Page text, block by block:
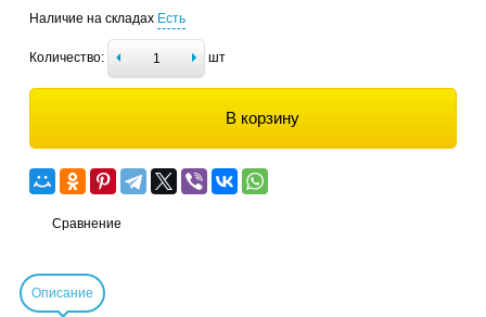
Наличие на складах Есть
Количество: шт
В корзину
Сравнение
Описание